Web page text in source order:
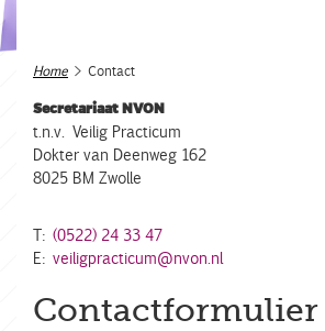
Home > Contact
Secretariaat NVON
t.n.v. Veilig Practicum
Dokter van Deenweg 162
8025 BM Zwolle
T: (0522) 24 33 47
E: veiligpracticum@nvon.nl
Contactformulier